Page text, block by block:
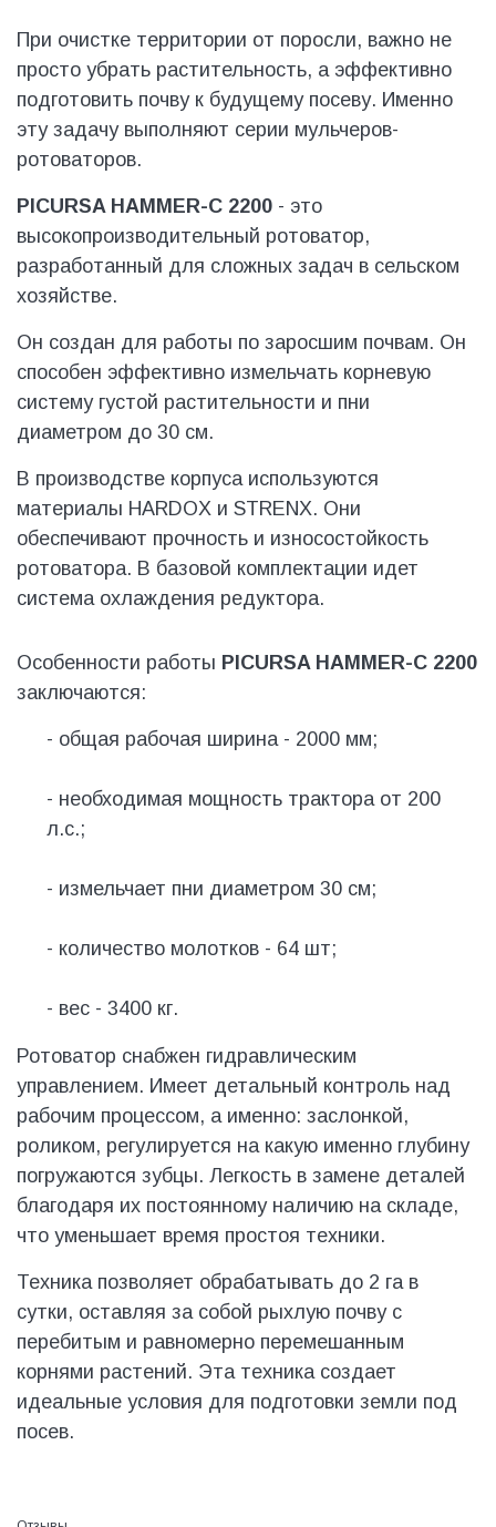
При очистке территории от поросли, важно не
просто убрать растительность, а эффективно
подготовить почву к будущему посеву. Именно
эту задачу выполняют серии мульчеров-
ротоваторов.
PICURSA HAMMER-С 2200 - это
высокопроизводительный ротоватор,
разработанный для сложных задач в сельском
хозяйстве.
Он создан для работы по заросшим почвам. Он
способен эффективно измельчать корневую
систему густой растительности и пни
диаметром до 30 см.
В производстве корпуса используются
материалы HARDOX и STRENX. Они
обеспечивают прочность и износостойкость
ротоватора. В базовой комплектации идет
система охлаждения редуктора.
Особенности работы PICURSA HAMMER-С 2200
заключаются:
- общая рабочая ширина - 2000 мм;
- необходимая мощность трактора от 200
л.с.;
- измельчает пни диаметром 30 см;
- количество молотков - 64 шт;
- вес - 3400 кг.
Ротоватор снабжен гидравлическим
управлением. Имеет детальный контроль над
рабочим процессом, а именно: заслонкой,
роликом, регулируется на какую именно глубину
погружаются зубцы. Легкость в замене деталей
благодаря их постоянному наличию на складе,
что уменьшает время простоя техники.
Техника позволяет обрабатывать до 2 га в
сутки, оставляя за собой рыхлую почву с
перебитым и равномерно перемешанным
корнями растений. Эта техника создает
идеальные условия для подготовки земли под
посев.